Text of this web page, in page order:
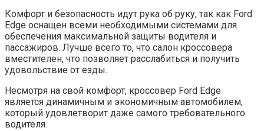
Комфорт и безопасность идут рука об руку, так как Ford
Edge оснащен всеми необходимыми системами для
обеспечения максимальной защиты водителя и
пассажиров. Лучше всего то, что салон кроссовера
вместителен, что позволяет расслабиться и получить
удовольствие от езды.
Несмотря на свой комфорт, кроссовер Ford Edge
является динамичным и экономичным автомобилем,
который удовлетворит даже самого требовательного
водителя.